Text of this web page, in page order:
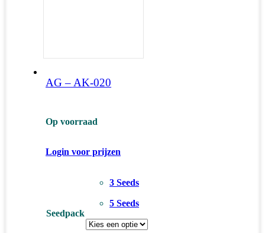
AG – AK-020
Op voorraad
Login voor prijzen
Seedpack
3 Seeds
5 Seeds